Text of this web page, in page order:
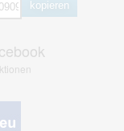
kopieren